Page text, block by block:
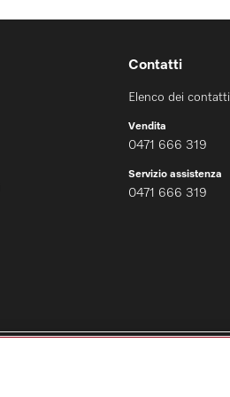
Contatti
Elenco dei contatti
Vendita
0471 666 319
Servizio assistenza
0471 666 319